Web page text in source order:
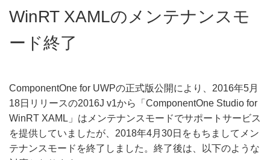
WinRT XAMLのメンテナンスモ
ード終了
ComponentOne for UWPの正式版公開により、2016年5月
18日リリースの2016J v1から「ComponentOne Studio for
WinRT XAML」はメンテナンスモードでサポートサービス
を提供していましたが、2018年4月30日をもちましてメン
テナンスモードを終了しました。終了後は、以下のような